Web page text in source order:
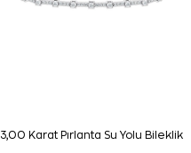
3,00 Karat Pırlanta Su Yolu Bileklik